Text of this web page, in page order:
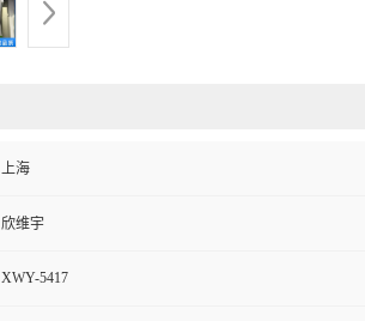
上海
欣维宇
XWY-5417